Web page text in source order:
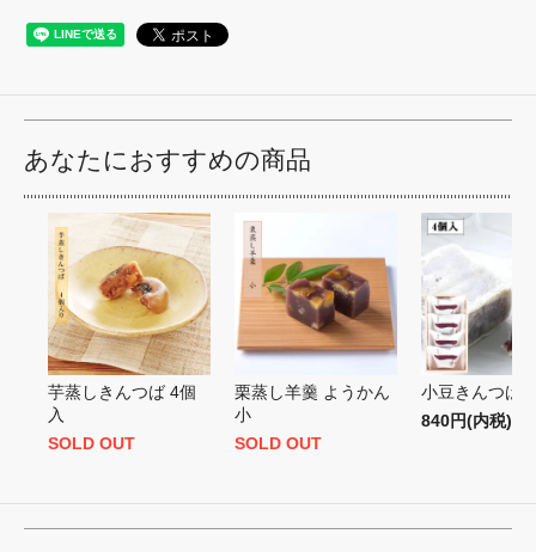
あなたにおすすめの商品
芋蒸しきんつば 4個
入
SOLD OUT
栗蒸し羊羹 ようかん
小
SOLD OUT
小豆きんつば
840円(内税)